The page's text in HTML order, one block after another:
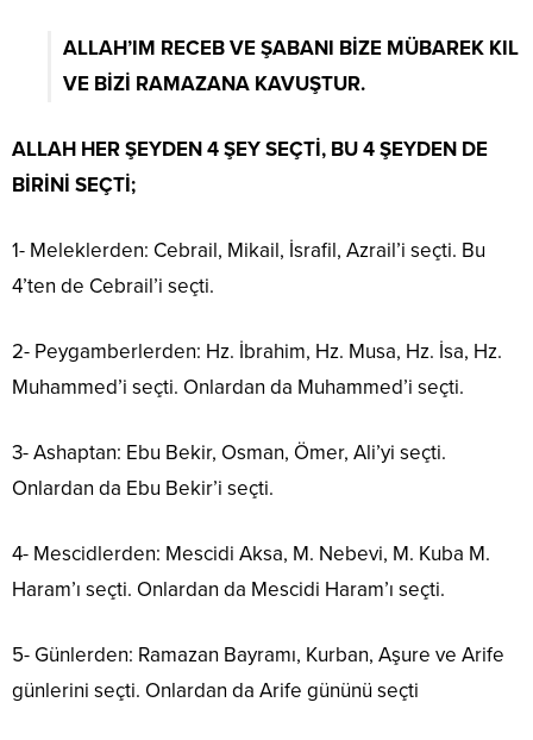
ALLAH’IM RECEB VE ŞABANI BİZE MÜBAREK KIL
VE BİZİ RAMAZANA KAVUŞTUR.
ALLAH HER ŞEYDEN 4 ŞEY SEÇTİ, BU 4 ŞEYDEN DE
BİRİNİ SEÇTİ;
1- Meleklerden: Cebrail, Mikail, İsrafil, Azrail’i seçti. Bu
4’ten de Cebrail’i seçti.
2- Peygamberlerden: Hz. İbrahim, Hz. Musa, Hz. İsa, Hz.
Muhammed’i seçti. Onlardan da Muhammed’i seçti.
3- Ashaptan: Ebu Bekir, Osman, Ömer, Ali’yi seçti.
Onlardan da Ebu Bekir’i seçti.
4- Mescidlerden: Mescidi Aksa, M. Nebevi, M. Kuba M.
Haram’ı seçti. Onlardan da Mescidi Haram’ı seçti.
5- Günlerden: Ramazan Bayramı, Kurban, Aşure ve Arife
günlerini seçti. Onlardan da Arife gününü seçti